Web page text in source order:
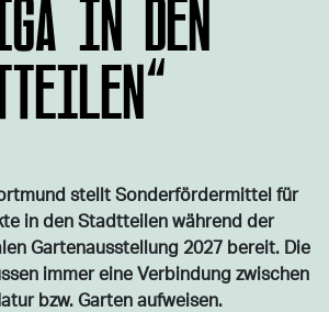
stellt Sonderfördermittel für
in den Stadtteilen während der
Gartenausstellung 2027 bereit. Die
immer eine Verbindung zwischen
bzw. Garten aufweisen.